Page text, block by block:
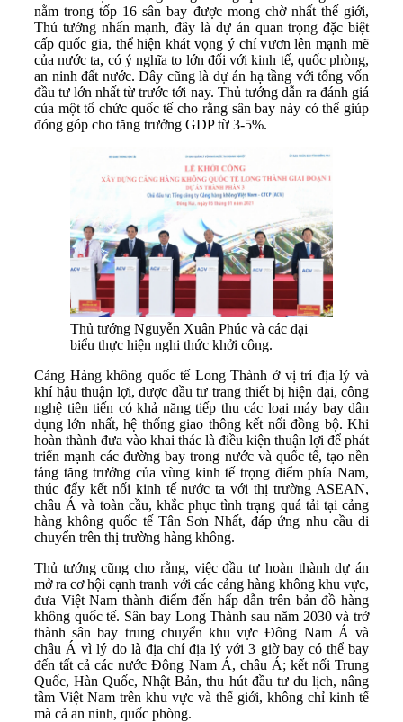
nằm trong tốp 16 sân bay được mong chờ nhất thế giới,
Thủ tướng nhấn mạnh, đây là dự án quan trọng đặc biệt
cấp quốc gia, thể hiện khát vọng ý chí vươn lên mạnh mẽ
của nước ta, có ý nghĩa to lớn đối với kinh tế, quốc phòng,
an ninh đất nước. Đây cũng là dự án hạ tầng với tổng vốn
đầu tư lớn nhất từ trước tới nay. Thủ tướng dẫn ra đánh giá
của một tổ chức quốc tế cho rằng sân bay này có thể giúp
đóng góp cho tăng trưởng GDP từ 3-5%.
Thủ tướng Nguyễn Xuân Phúc và các đại
biểu thực hiện nghi thức khởi công.
Cảng Hàng không quốc tế Long Thành ở vị trí địa lý và
khí hậu thuận lợi, được đầu tư trang thiết bị hiện đại, công
nghệ tiên tiến có khả năng tiếp thu các loại máy bay dân
dụng lớn nhất, hệ thống giao thông kết nối đồng bộ. Khi
hoàn thành đưa vào khai thác là điều kiện thuận lợi để phát
triển mạnh các đường bay trong nước và quốc tế, tạo nền
tảng tăng trưởng của vùng kinh tế trọng điểm phía Nam,
thúc đẩy kết nối kinh tế nước ta với thị trường ASEAN,
châu Á và toàn cầu, khắc phục tình trạng quá tải tại cảng
hàng không quốc tế Tân Sơn Nhất, đáp ứng nhu cầu di
chuyển trên thị trường hàng không.
Thủ tướng cũng cho rằng, việc đầu tư hoàn thành dự án
mở ra cơ hội cạnh tranh với các cảng hàng không khu vực,
đưa Việt Nam thành điểm đến hấp dẫn trên bản đồ hàng
không quốc tế. Sân bay Long Thành sau năm 2030 và trở
thành sân bay trung chuyển khu vực Đông Nam Á và
châu Á vì lý do là địa chí địa lý với 3 giờ bay có thể bay
đến tất cả các nước Đông Nam Á, châu Á; kết nối Trung
Quốc, Hàn Quốc, Nhật Bản, thu hút đầu tư du lịch, nâng
tầm Việt Nam trên khu vực và thế giới, không chỉ kinh tế
mà cả an ninh, quốc phòng.